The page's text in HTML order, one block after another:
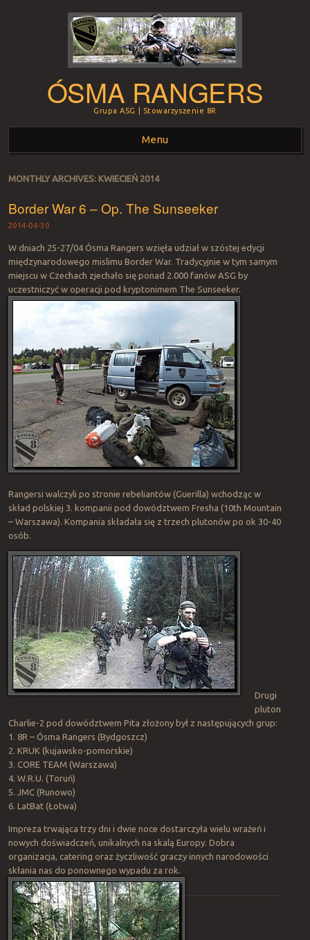
ÓSMA RANGERS
Grupa ASG | Stowarzyszenie 8R
Menu
Skip to content
MONTHLY ARCHIVES: KWIECIEŃ 2014
Border War 6 – Op. The Sunseeker
2014-04-30
W dniach 25-27/04 Ósma Rangers wzięła udział w szóstej edycji
międzynarodowego mislimu Border War. Tradycyjnie w tym samym
miejscu w Czechach zjechało się ponad 2.000 fanów ASG by
uczestniczyć w operacji pod kryptonimem The Sunseeker.
Rangersi walczyli po stronie rebeliantów (Guerilla) wchodząc w
skład polskiej 3. kompanii pod dowództwem Fresha (10th Mountain
– Warszawa). Kompania składała się z trzech plutonów po ok 30-40
osób.
Drugi
pluton
Charlie-2 pod dowództwem Pita złożony był z następujących grup:
1. 8R – Ósma Rangers (Bydgoszcz)
2. KRUK (kujawsko-pomorskie)
3. CORE TEAM (Warszawa)
4. W.R.U. (Toruń)
5. JMC (Runowo)
6. LatBat (Łotwa)
Impreza trwająca trzy dni i dwie noce dostarczyła wielu wrażeń i
nowych doświadczeń, unikalnych na skalą Europy. Dobra
organizacja, catering oraz życzliwość graczy innych narodowości
skłania nas do ponownego wypadu za rok.